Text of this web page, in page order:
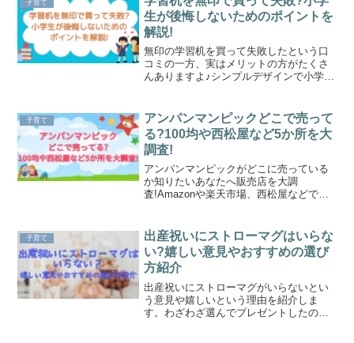
ぜひ参考にしてくださいね。
子育て
生が後悔しないためのポイントを
解説!
無印の学習机を買って失敗したという口
コミの一方、実はメリットの方がたくさ
んありますよ♪シンプルデザインで小学校
す。おすすめのポイントや、後悔しない
選び方も紹介いたします。
子育て
アンパンマンピックどこで売って
る?100均や西松屋など5か所を大
調査!
アンパンマンピックがどこに売っている
か知りたいあなたへ販売店を大調
査!Amazonや楽天市場、西松屋などで売
ンピックを確実に手に入れて子供が大喜
びするお弁当を作ってあげましょう!
子育て
出産祝いにストローマグはいらな
い?嬉しい意見やおすすめの選び
方紹介
出産祝いにストローマグがいらないとい
う意見や嬉しいという理由を紹介しま
す。わざわざ選んでプレゼントしたのに